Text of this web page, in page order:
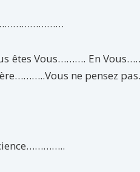
êtes Vous………. En
ne pensez